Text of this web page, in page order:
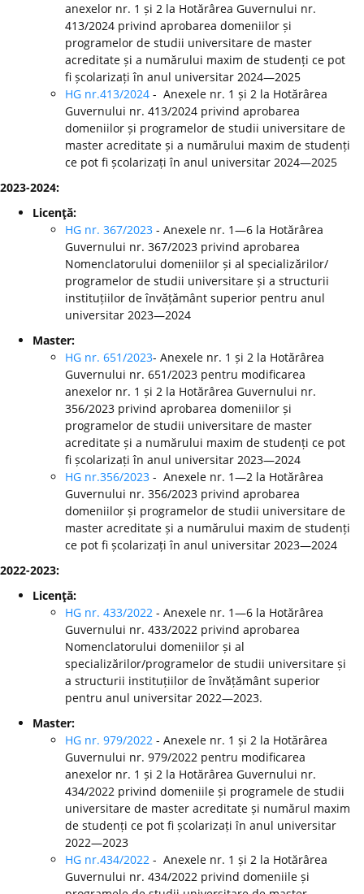
anexelor nr. 1 și 2 la Hotărârea Guvernului nr.
413/2024 privind aprobarea domeniilor și
programelor de studii universitare de master
acreditate și a numărului maxim de studenți ce pot
fi școlarizați în anul universitar 2024—2025
HG nr.413/2024 - Anexele nr. 1 și 2 la Hotărârea
Guvernului nr. 413/2024 privind aprobarea
domeniilor și programelor de studii universitare de
master acreditate și a numărului maxim de studenți
ce pot fi școlarizați în anul universitar 2024—2025
2023-2024:
Licenţă:
HG nr. 367/2023 - Anexele nr. 1—6 la Hotărârea
Guvernului nr. 367/2023 privind aprobarea
Nomenclatorului domeniilor și al specializărilor/
programelor de studii universitare și a structurii
instituțiilor de învățământ superior pentru anul
universitar 2023—2024
Master:
HG nr. 651/2023- Anexele nr. 1 și 2 la Hotărârea
Guvernului nr. 651/2023 pentru modificarea
anexelor nr. 1 și 2 la Hotărârea Guvernului nr.
356/2023 privind aprobarea domeniilor și
programelor de studii universitare de master
acreditate și a numărului maxim de studenți ce pot
fi școlarizați în anul universitar 2023—2024
HG nr.356/2023 - Anexele nr. 1—2 la Hotărârea
Guvernului nr. 356/2023 privind aprobarea
domeniilor și programelor de studii universitare de
master acreditate și a numărului maxim de studenți
ce pot fi școlarizați în anul universitar 2023—2024
2022-2023:
Licenţă:
HG nr. 433/2022 - Anexele nr. 1—6 la Hotărârea
Guvernului nr. 433/2022 privind aprobarea
Nomenclatorului domeniilor și al
specializărilor/programelor de studii universitare și
a structurii instituțiilor de învățământ superior
pentru anul universitar 2022—2023.
Master:
HG nr. 979/2022 - Anexele nr. 1 și 2 la Hotărârea
Guvernului nr. 979/2022 pentru modificarea
anexelor nr. 1 și 2 la Hotărârea Guvernului nr.
434/2022 privind domeniile și programele de studii
universitare de master acreditate și numărul maxim
de studenți ce pot fi școlarizați în anul universitar
2022—2023
HG nr.434/2022 - Anexele nr. 1 și 2 la Hotărârea
Guvernului nr. 434/2022 privind domeniile și